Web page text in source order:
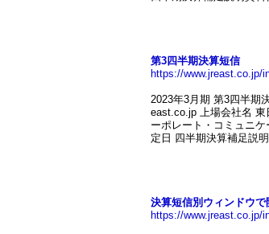
第3四半期決算短信
https://www.jreast.co.jp/
2023年3月期 第3四半期
east.co.jp 上場会社名 東
ーポレート・コミュニ
定日 四半期決算補足説
決算短信別ウィンドウで
https://www.jreast.co.jp/